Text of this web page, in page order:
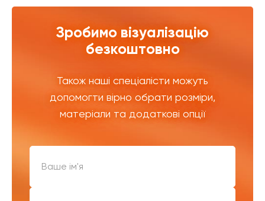
Зробимо візуалізацію
безкоштовно
Також наші спеціалісти можуть
допомогти вірно обрати розміри,
матеріали та додаткові опції